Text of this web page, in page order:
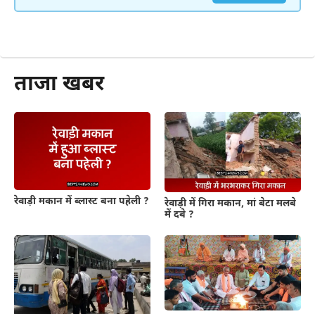
ताजा खबर
रेवाड़ी मकान में ब्लास्ट बना पहेली ?
रेवाड़ी में गिरा मकान, मां बेटा मलबे
में दबे ?